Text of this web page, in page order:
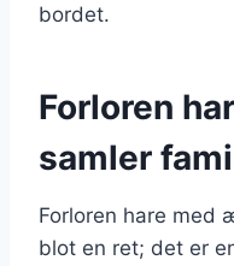
bordet.
Forloren
samler
Forloren hare med
blot en ret; det er